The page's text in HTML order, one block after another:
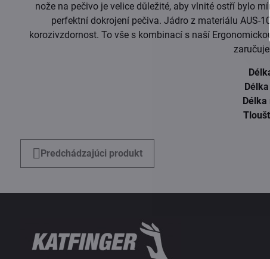
nože na pečivo je velice důležité, aby vlnité ostří bylo
perfektní dokrojení pečiva. Jádro z materiálu AUS-
korozivzdornost. To vše s kombinací s naší
Predchádzajúci produkt